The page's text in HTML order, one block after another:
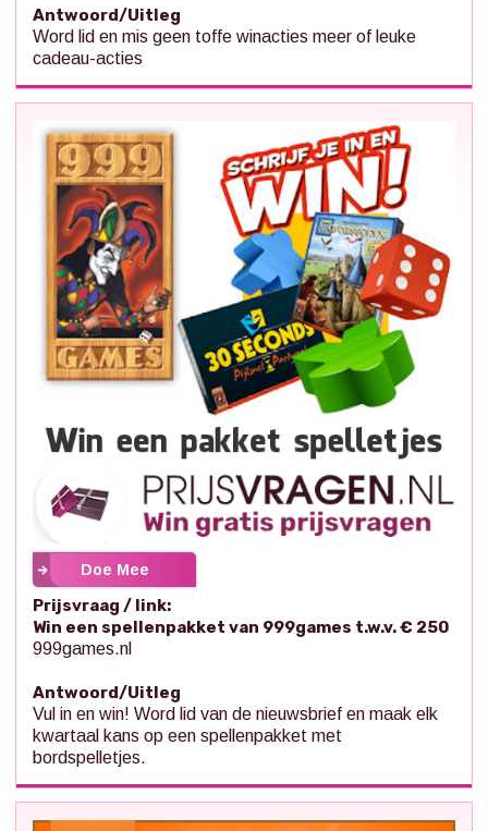
Antwoord/Uitleg
Word lid en mis geen toffe winacties meer of leuke
cadeau-acties
Doe Mee
Prijsvraag / link:
Win een spellenpakket van 999games t.w.v. € 250
999games.nl
Antwoord/Uitleg
Vul in en win! Word lid van de nieuwsbrief en maak elk
kwartaal kans op een spellenpakket met
bordspelletjes.